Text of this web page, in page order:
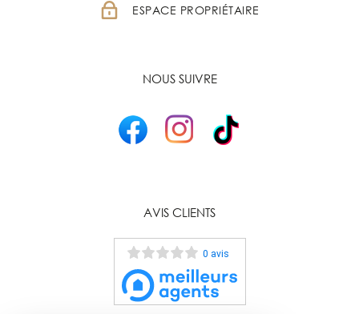
ESPACE PROPRIÉTAIRE
NOUS SUIVRE
AVIS CLIENTS
0 avis